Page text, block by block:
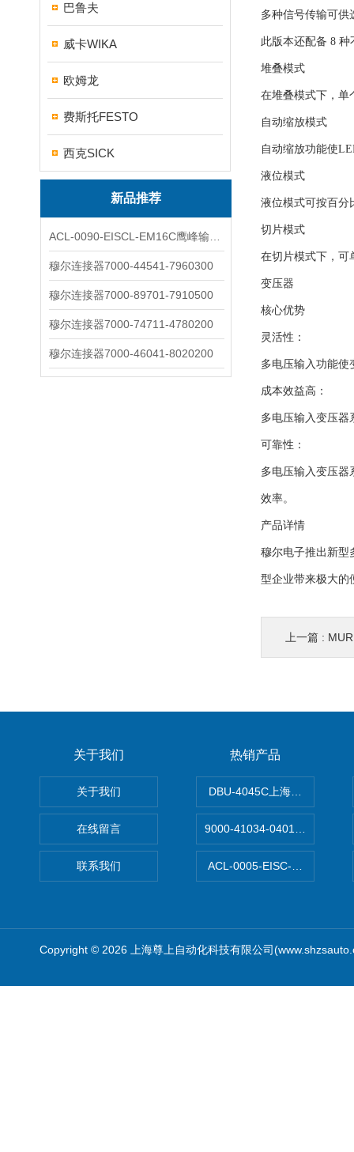
巴鲁夫
威卡WIKA
欧姆龙
费斯托FESTO
西克SICK
新品推荐
穆尔连接器7000-44541-7960300
穆尔连接器7000-89701-7910500
穆尔连接器7000-74711-4780200
穆尔连接器7000-46041-8020200
多种信号传输可供
此版本还配备 8
堆叠模式
在堆叠模式下，单
自动缩放模式
自动缩放功能使
液位模式
液位模式可按百分
切片模式
在切片模式下，可
变压器
核心优势
灵活性：
多电压输入功能使
成本效益高：
多电压输入变压器
可靠性：
多电压输入变压器
效率。
产品详情
穆尔电子推出新型
型企业带来极大的
上一篇 :
关于我们
关于我们
在线留言
联系我们
热销产品
DBU-4045C上海鹰峰制动单
9000-41034-0401000穆尔
ACL-0005-EISC-E2M8C上海
Copyright © 2026 上海尊上自动化科技有限公司